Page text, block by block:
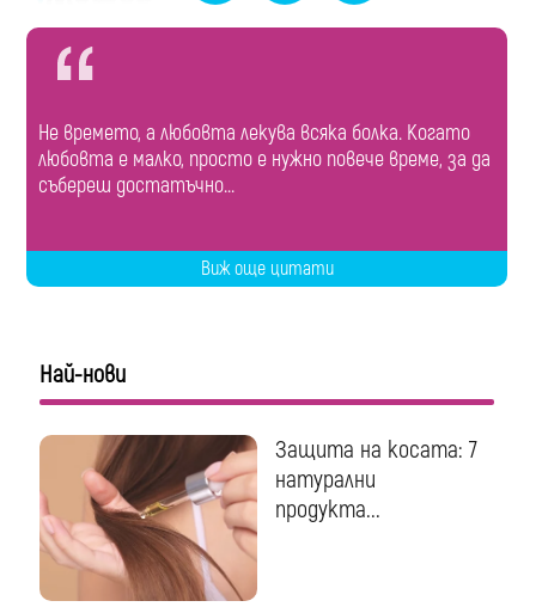
Не времето, а любовта лекува всяка болка. Когато
любовта е малко, просто е нужно повече време, за да
събереш достатъчно...
Виж още цитати
Най-нови
Защита на косата: 7
натурални
продукта...